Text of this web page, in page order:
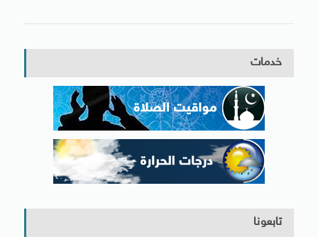
خدمات
تابعونا